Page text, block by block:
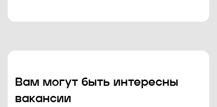
Вам могут быть интересны
вакансии